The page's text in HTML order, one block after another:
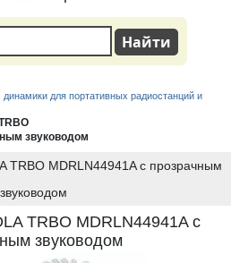
для портативных радиостанций и
звуководом
TRBO MDRLN44941A с прозрачным
звуководом
TRBO MDRLN44941A с
звуководом